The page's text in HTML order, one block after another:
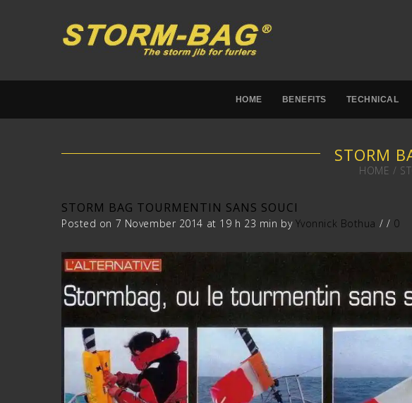
HOME BENEFITS TECHNICAL
STORM
HOME /
STORM BAG TOURMENTIN SANS SOUCI
Posted on 7 November 2014 at 19 h 23 min by Yvonnick Bothua / / 0